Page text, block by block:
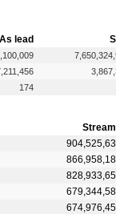
As lead
174